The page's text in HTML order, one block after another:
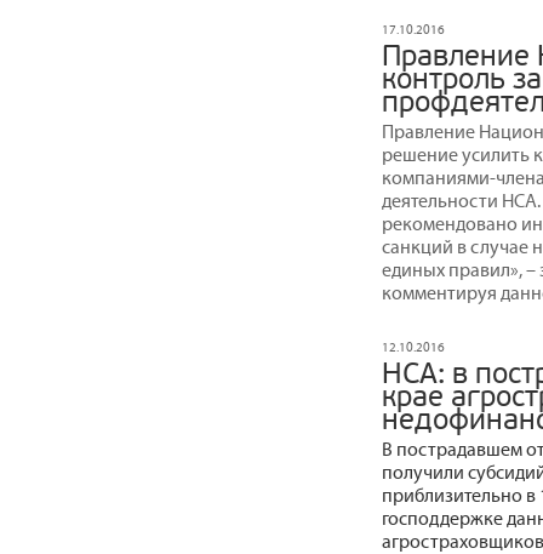
17.10.2016
Правление
контроль
Правление
решение усилить
компаниями-
деятельности
рекомендовано
санкций в случае
единых правил»,
комментируя
12.10.2016
НСА: в
крае
В пострадавшем
получили
приблизительно
господдержке